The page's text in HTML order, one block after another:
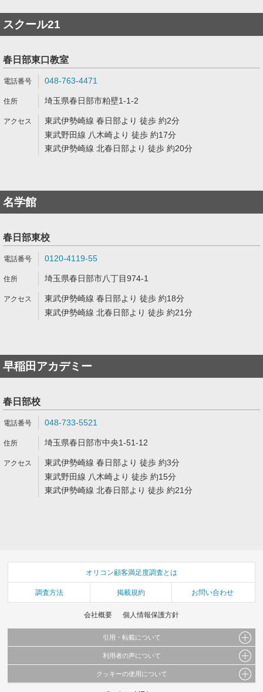
スクール21
春日部東口教室
048-763-4471
埼玉県春日部市粕壁1-1-2
東武伊勢崎線 春日部より 徒歩 約2分
東武野田線 八木崎より 徒歩 約17分
東武伊勢崎線 北春日部より 徒歩 約20分
名学館
春日部東校
0120-4119-55
埼玉県春日部市八丁目974-1
東武伊勢崎線 春日部より 徒歩 約18分
東武伊勢崎線 北春日部より 徒歩 約21分
早稲田アカデミー
春日部校
048-733-5521
埼玉県春日部市中央1-51-12
東武伊勢崎線 春日部より 徒歩 約3分
東武野田線 八木崎より 徒歩 約15分
東武伊勢崎線 北春日部より 徒歩 約21分
オリコン顧客満足度調査とは
調査方法 掲載規約 お問い合わせ
会社概要 個人情報保護方針
引用・転載について
当サイトで公開されている情報（文字、写真、イラスト、画像データ等）及びこれらの配
これらの情報を権利者の許可なく無断転載・複製などの二次利用を行うことは固く禁じて
利用者の声について
当サイトに掲載している内容はすべてサービスの利用者が提出された見解・感想です。
クッキーの使用について